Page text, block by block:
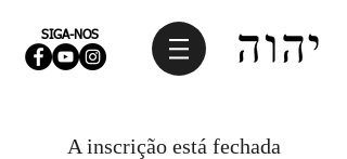
SIGA-NOS
A inscrição está fechada